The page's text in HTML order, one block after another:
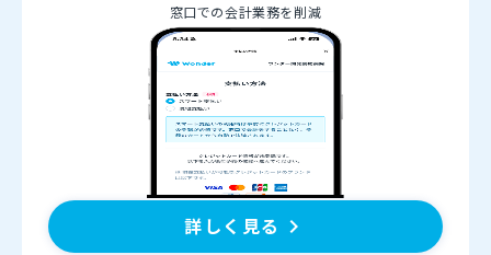
窓口での会計業務を削減
詳しく見る keyboard_arrow_right